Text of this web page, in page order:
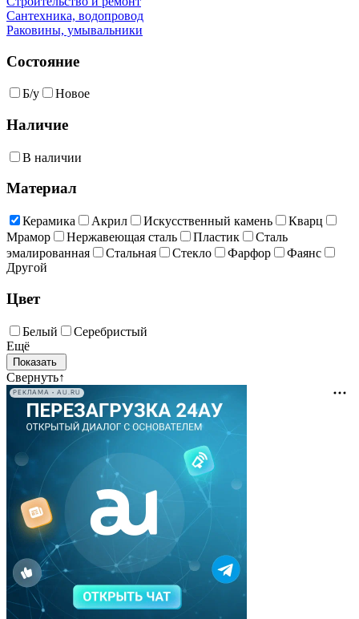
Сантехника, водопровод
Раковины, умывальники
Состояние
Б/у Новое
Наличие
В наличии
Материал
Керамика Акрил Искусственный камень
Кварц
Мрамор
Нержавеющая сталь Пластик
Сталь
эмалированная
Стальная Стекло Фарфор
Фаянс
Другой
Цвет
Белый
Серебристый
Ещё
Свернуть↑
РЕКЛАМА • AU.RU